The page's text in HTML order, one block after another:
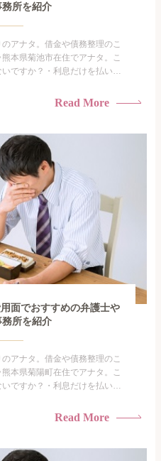
所を紹介
アナタ。借金や債務整理のこ
本県菊池市在住でアナタ。こ
ですか？・利息だけを払い続
立てで憂鬱になる。・闇金に
Read More
面でおすすめの弁護士や
所を紹介
アナタ。借金や債務整理のこ
本県菊陽町在住でアナタ。こ
ですか？・利息だけを払い続
立てで憂鬱になる。・闇金に
Read More